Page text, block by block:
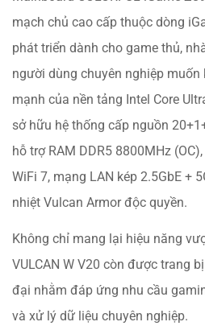
mạch chủ cao cấp thuộc dòng
phát triển dành cho game thủ,
người dùng chuyên nghiệp
mạnh của nền tảng Intel Core
sở hữu hệ thống cấp nguồn
hỗ trợ RAM DDR5 8800MHz
WiFi 7, mạng LAN kép 2.5GbE +
nhiệt Vulcan Armor độc quyền.
Không chỉ mang lại hiệu năng
VULCAN W V20 còn được trang
đại nhằm đáp ứng nhu cầu
và xử lý dữ liệu chuyên nghiệp.